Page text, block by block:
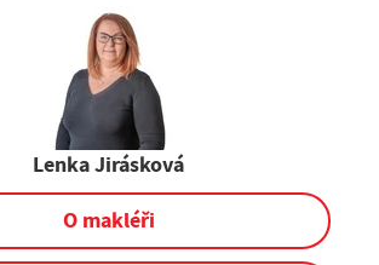
Lenka Jirásková
O makléři